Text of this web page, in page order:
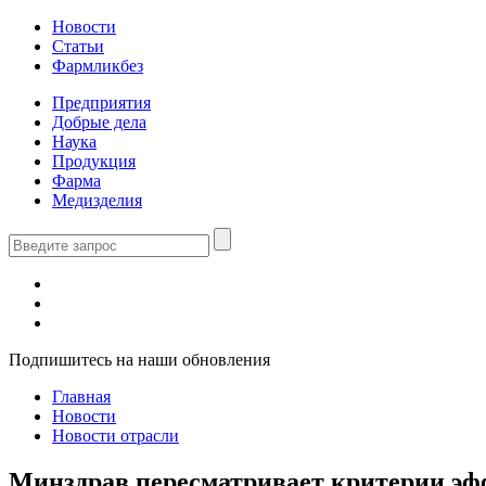
Новости
Статьи
Фармликбез
Предприятия
Добрые дела
Наука
Продукция
Фарма
Медизделия
Подпишитесь на наши обновления
Главная
Новости
Новости отрасли